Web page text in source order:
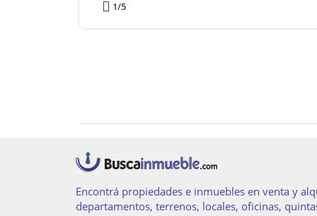
1/5
Encontrá propiedades e inmuebles en venta y
departamentos, terrenos, locales, oficinas,